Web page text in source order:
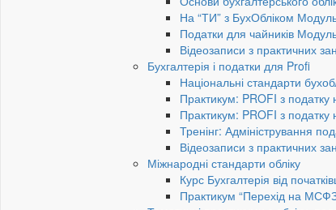
На “ТИ” з БухОбліком
Податки для чайників
Відеозаписи з практичних
Бухгалтерія і податки для Profi
Національні стандарти
Практикум: PROFI з податку
Практикум: PROFI з податку
Тренінг: Адміністрування
Відеозаписи з практичних
Міжнародні стандарти обліку
Курс Бухгалтерія від
Практикум “Перехід на